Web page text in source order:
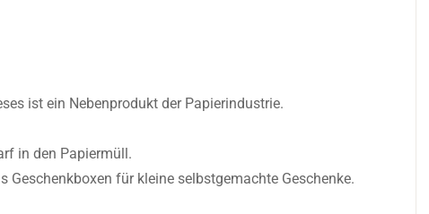
ist ein Nebenprodukt der Papierindustrie.
in den Papiermüll.
für kleine selbstgemachte Geschenke.